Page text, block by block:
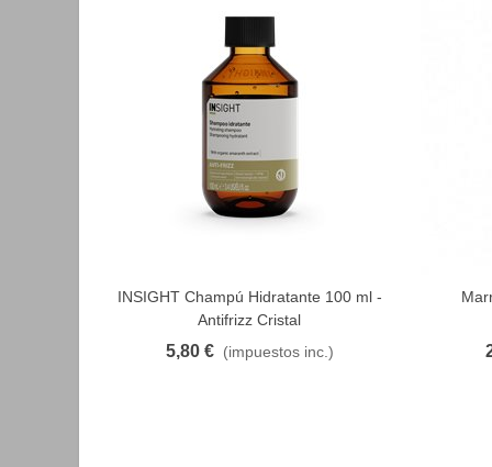
FAVORITO
INSIGHT Champú Hidratante 100 ml -
Antifrizz Cristal
5,80 € (impuestos inc.)